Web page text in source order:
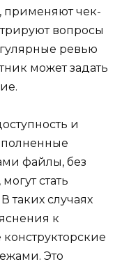
применяют чек-
вопросы
ревью
может задать
и
файлы, без
стать
таких случаях
к
Это